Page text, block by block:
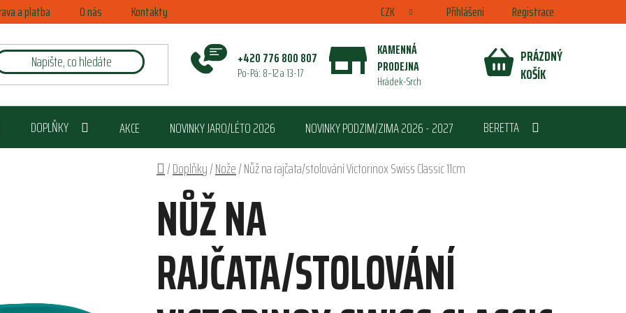
a platba O nás Kontakty CZK Přihlášení Registrace
+420 776 800 807
Po-Pá: 8–12 a 13-17
KAMENNÁ
PRODEJNA
Hrádek-Srch
NÁKUPNÍ
PRÁZDNÝ
KOŠÍK
DOPLŇKY AKCE NOVINKY JARO/LÉTO 2026 NOVINKY PODZIM/ZIMA 2026 - 2027
BERETTA
Domů
/Doplňky/Nože/Nůž na rajčata/stolování Victorinox Swiss Classic 11cm
NŮŽ NA
RAJČATA/STOLOVÁNÍ